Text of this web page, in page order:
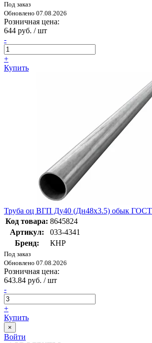
Под заказ
Обновлено 07.08.2026
Розничная цена:
644 руб. / шт
-
+
Купить
Труба оц ВГП Ду40 (Дн48х3.5) обык ГОСТ
Код товара: 8645824
Артикул:
033-4341
Бренд:
КНР
Под заказ
Обновлено 07.08.2026
Розничная цена:
643.84 руб. / шт
-
+
Купить
×
Войти